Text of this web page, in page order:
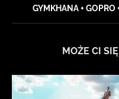
GYMKHANA + GOPRO
MOŻE CI